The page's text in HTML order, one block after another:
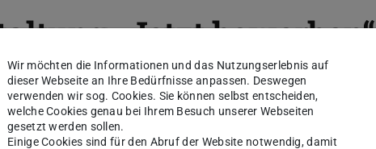
„Jetzt bewerben“
Wir möchten die Informationen und das Nutzungserlebnis auf
dieser Webseite an Ihre Bedürfnisse anpassen. Deswegen
verwenden wir sog. Cookies. Sie können selbst entscheiden,
welche Cookies genau bei Ihrem Besuch unserer Webseiten
gesetzt werden sollen.
Einige Cookies sind für den Abruf der Website notwendig, damit